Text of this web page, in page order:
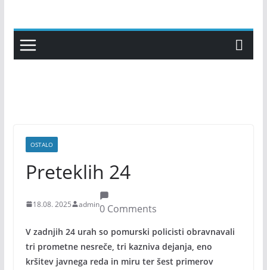
content
OSTALO
Preteklih 24
18.08. 2025 admin0 Comments
V zadnjih 24 urah so pomurski policisti obravnavali
tri prometne nesreče, tri kazniva dejanja, eno
kršitev javnega reda in miru ter šest primerov